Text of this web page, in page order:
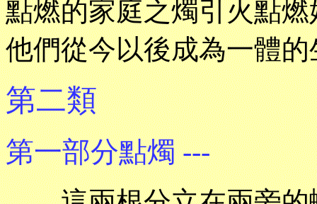
點燃的家庭之燭引火點
他們從今以後成為一體的
第二類
第一部分點燭 ---